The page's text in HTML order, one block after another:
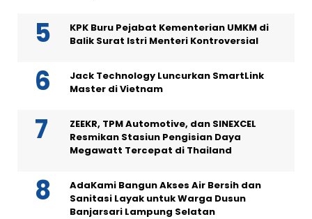
KPK Buru Pejabat Kementerian UMKM di
Balik Surat Istri Menteri Kontroversial
Jack Technology Luncurkan SmartLink
Master di Vietnam
ZEEKR, TPM Automotive, dan SINEXCEL
Resmikan Stasiun Pengisian Daya
Megawatt Tercepat di Thailand
AdaKami Bangun Akses Air Bersih dan
Sanitasi Layak untuk Warga Dusun
Banjarsari Lampung Selatan